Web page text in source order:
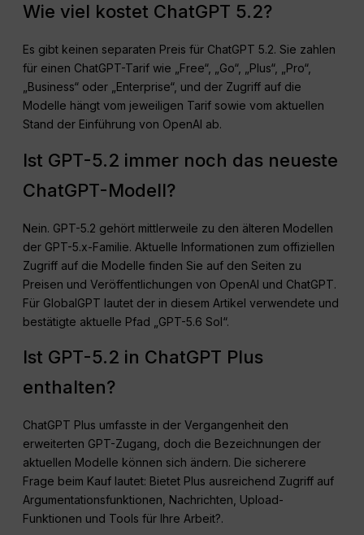
Wie viel kostet ChatGPT 5.2?
Es gibt keinen separaten Preis für ChatGPT 5.2. Sie zahlen
für einen ChatGPT-Tarif wie „Free“, „Go“, „Plus“, „Pro“,
„Business“ oder „Enterprise“, und der Zugriff auf die
Modelle hängt vom jeweiligen Tarif sowie vom aktuellen
Stand der Einführung von OpenAI ab.
Ist GPT-5.2 immer noch das neueste
ChatGPT-Modell?
Nein. GPT-5.2 gehört mittlerweile zu den älteren Modellen
der GPT-5.x-Familie. Aktuelle Informationen zum offiziellen
Zugriff auf die Modelle finden Sie auf den Seiten zu
Preisen und Veröffentlichungen von OpenAI und ChatGPT.
Für GlobalGPT lautet der in diesem Artikel verwendete und
bestätigte aktuelle Pfad „GPT-5.6 Sol“.
Ist GPT-5.2 in ChatGPT Plus
enthalten?
ChatGPT Plus umfasste in der Vergangenheit den
erweiterten GPT-Zugang, doch die Bezeichnungen der
aktuellen Modelle können sich ändern. Die sicherere
Frage beim Kauf lautet: Bietet Plus ausreichend Zugriff auf
Argumentationsfunktionen, Nachrichten, Upload-
Funktionen und Tools für Ihre Arbeit?.